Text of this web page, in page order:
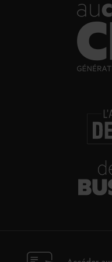
Incendies : l’aide
pour les
Les Bold Woman
Glenn Viel et